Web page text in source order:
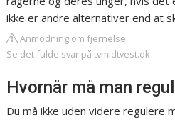
ikke er andre alternativer end at
Anmodning om fjernelse
Se det fulde svar på tvmidtvest.dk
Hvornår må man
Du må ikke uden videre regulere